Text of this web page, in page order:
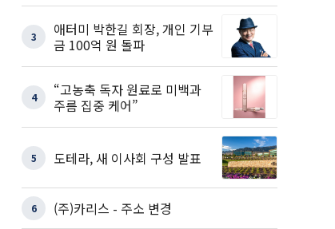
3
애터미 박한길 회장, 개인 기부
금 100억 원 돌파
4
“고농축 독자 원료로 미백과
주름 집중 케어”
5 도테라, 새 이사회 구성 발표
6 (주)카리스 - 주소 변경